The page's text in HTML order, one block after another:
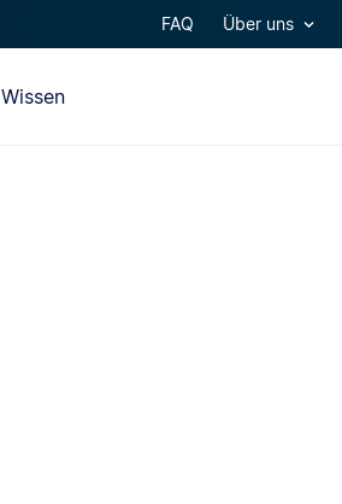
FAQ Über uns
Wissen